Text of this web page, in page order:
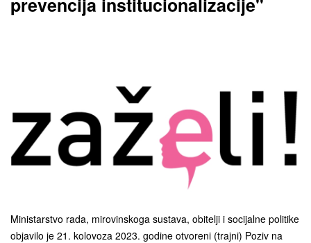
prevencija institucionalizacije"
Ministarstvo rada, mirovinskoga sustava, obitelji i socijalne politike
objavilo je 21. kolovoza 2023. godine otvoreni (trajni) Poziv na